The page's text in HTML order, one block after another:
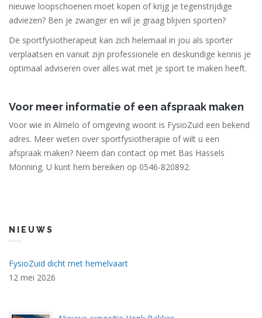
nieuwe loopschoenen moet kopen of krijg je tegenstrijdige
adviezen? Ben je zwanger en wil je graag blijven sporten?
De sportfysiotherapeut kan zich helemaal in jou als sporter
verplaatsen en vanuit zijn professionele en deskundige kennis je
optimaal adviseren over alles wat met je sport te maken heeft.
Voor meer informatie of een afspraak maken
Voor wie in Almelo of omgeving woont is FysioZuid een bekend
adres. Meer weten over sportfysiotherapie of wilt u een
afspraak maken? Neem dan contact op met Bas Hassels
Mönning. U kunt hem bereiken op 0546-820892.
NIEUWS
FysioZuid dicht met hemelvaart
12 mei 2026